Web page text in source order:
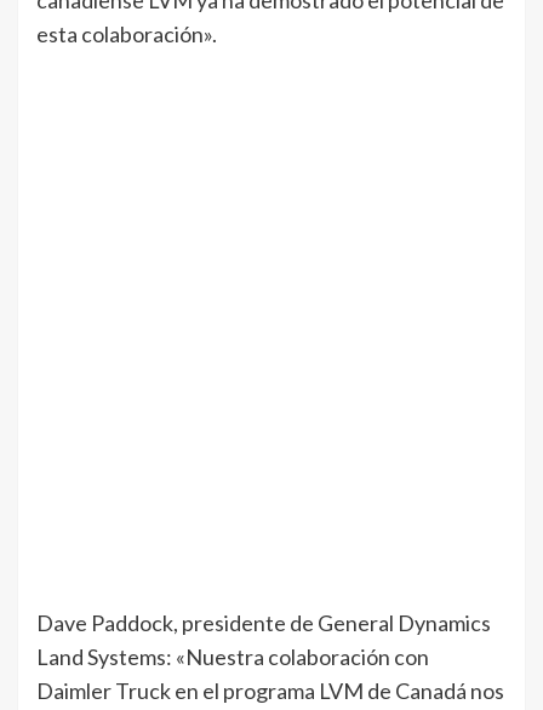
esta colaboración».
Dave Paddock, presidente de General Dynamics
Land Systems: «Nuestra colaboración con
Daimler Truck en el programa LVM de Canadá nos